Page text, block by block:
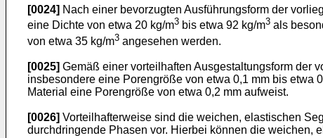
[0024] Nach einer bevorzugten Ausführungsform der
eine Dichte von etwa 20 kg/m3 bis etwa 92 kg/m3 als
von etwa 35 kg/m3 angesehen werden.
[0025] Gemäß einer vorteilhaften Ausgestaltungsform der
insbesondere eine Porengröße von etwa 0,1 mm bis etwa
Material eine Porengröße von etwa 0,2 mm aufweist.
[0026] Vorteilhafterweise sind die weichen, elastischen
durchdringende Phasen vor. Hierbei können die weichen,